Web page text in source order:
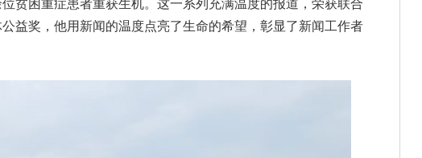
贫困重症患者重获生机。这一系列充满温度的报道，荣获联合
益奖，他用新闻的温度点亮了生命的希望，彰显了新闻工作者